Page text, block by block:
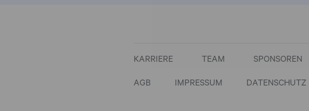
KARRIERE TEAM SPONSOREN
AGB IMPRESSUM DATENSCHUTZ